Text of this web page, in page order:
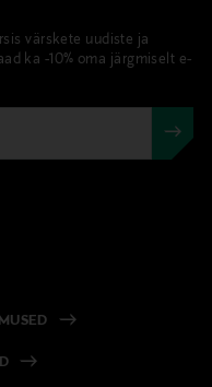
värskete uudiste ja
ka -10% oma järgmiselt e-